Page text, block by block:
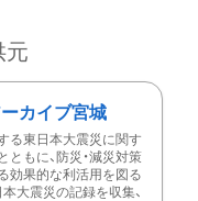
元
カイブ宮城
る東日本大震災に関す
もに、防災・減災対策
効果的な利活用を図る
大震災の記録を収集、